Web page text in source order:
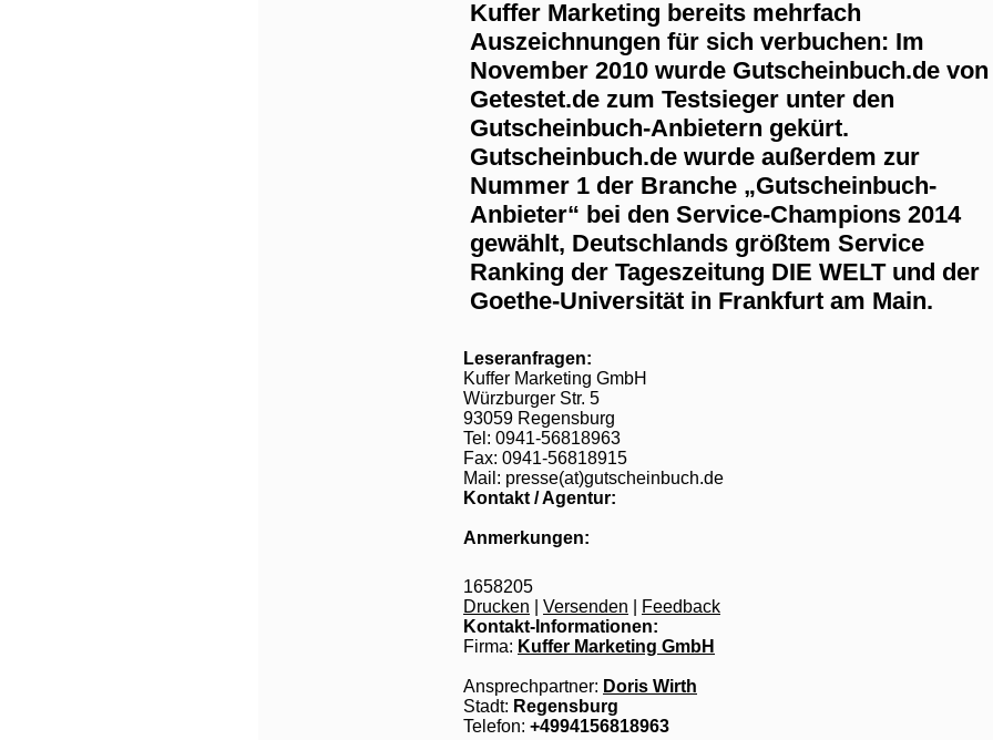
Kuffer Marketing bereits mehrfach
Auszeichnungen für sich verbuchen: Im
November 2010 wurde Gutscheinbuch.de von
Getestet.de zum Testsieger unter den
Gutscheinbuch-Anbietern gekürt.
Gutscheinbuch.de wurde außerdem zur
Nummer 1 der Branche „Gutscheinbuch-
Anbieter“ bei den Service-Champions 2014
gewählt, Deutschlands größtem Service
Ranking der Tageszeitung DIE WELT und der
Goethe-Universität in Frankfurt am Main.
Leseranfragen:
Kuffer Marketing GmbH
Würzburger Str. 5
93059 Regensburg
Tel: 0941-56818963
Fax: 0941-56818915
Mail: presse(at)gutscheinbuch.de
Kontakt / Agentur:
Anmerkungen:
1658205
Drucken
Versenden
Feedback
Kontakt-Informationen:
Firma: Kuffer Marketing GmbH
Ansprechpartner: Doris Wirth
Stadt: Regensburg
Telefon: +4994156818963